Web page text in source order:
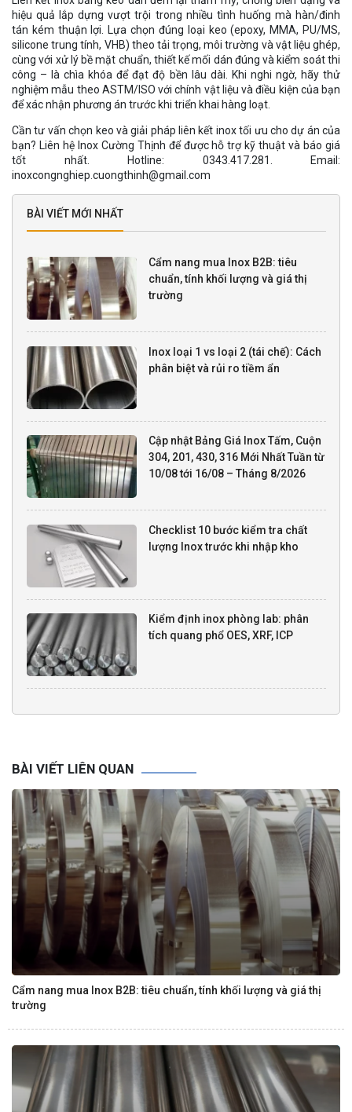
hiệu quả lắp dựng vượt trội trong nhiều tình huống mà hàn/đinh
tán kém thuận lợi. Lựa chọn đúng loại keo (epoxy, MMA, PU/MS,
silicone trung tính, VHB) theo tải trọng, môi trường và vật liệu ghép,
cùng với xử lý bề mặt chuẩn, thiết kế mối dán đúng và kiểm soát thi
công – là chìa khóa để đạt độ bền lâu dài. Khi nghi ngờ, hãy thử
nghiệm mẫu theo ASTM/ISO với chính vật liệu và điều kiện của bạn
để xác nhận phương án trước khi triển khai hàng loạt.
Cần tư vấn chọn keo và giải pháp liên kết inox tối ưu cho dự án của
bạn? Liên hệ Inox Cường Thịnh để được hỗ trợ kỹ thuật và báo giá
tốt nhất. Hotline: 0343.417.281. Email:
inoxcongnghiep.cuongthinh@gmail.com
BÀI VIẾT MỚI NHẤT
Cẩm nang mua Inox B2B: tiêu
chuẩn, tính khối lượng và giá thị
trường
Inox loại 1 vs loại 2 (tái chế): Cách
phân biệt và rủi ro tiềm ẩn
Cập nhật Bảng Giá Inox Tấm, Cuộn
304, 201, 430, 316 Mới Nhất Tuần từ
10/08 tới 16/08 – Tháng 8/2026
Checklist 10 bước kiểm tra chất
lượng Inox trước khi nhập kho
Kiểm định inox phòng lab: phân
tích quang phổ OES, XRF, ICP
BÀI VIẾT LIÊN QUAN
Cẩm nang mua Inox B2B: tiêu chuẩn, tính khối lượng và giá thị
trường